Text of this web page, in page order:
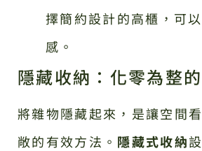
擇簡約設計的高櫃，可
感。
隱藏收納：化零為整
將雜物隱藏起來，是讓空間
敞的有效方法。 隱藏式收納